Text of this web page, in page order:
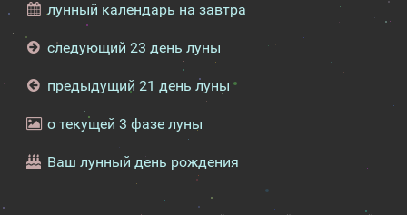
лунный календарь на завтра
следующий 23 день луны
предыдущий 21 день луны
о текущей 3 фазе луны
Ваш лунный день рождения